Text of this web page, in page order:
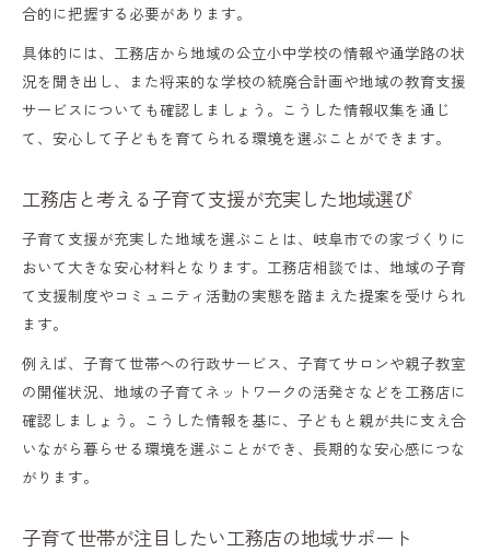
合的に把握する必要があります。
具体的には、工務店から地域の公立小中学校の情報や通学路の状
況を聞き出し、また将来的な学校の統廃合計画や地域の教育支援
サービスについても確認しましょう。こうした情報収集を通じ
て、安心して子どもを育てられる環境を選ぶことができます。
工務店と考える子育て支援が充実した地域選び
子育て支援が充実した地域を選ぶことは、岐阜市での家づくりに
おいて大きな安心材料となります。工務店相談では、地域の子育
て支援制度やコミュニティ活動の実態を踏まえた提案を受けられ
ます。
例えば、子育て世帯への行政サービス、子育てサロンや親子教室
の開催状況、地域の子育てネットワークの活発さなどを工務店に
確認しましょう。こうした情報を基に、子どもと親が共に支え合
いながら暮らせる環境を選ぶことができ、長期的な安心感につな
がります。
子育て世帯が注目したい工務店の地域サポート